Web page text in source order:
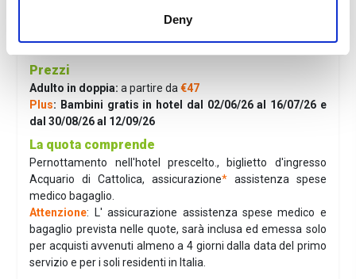
Deny
delle sue infinite attrazioni, dai grandi parchi divertimento
alle spiagge senza dimenticare l'ottima cucina. Fine dei
servizi.
Prezzi
Adulto in doppia: a partire da €47
Plus: Bambini gratis in hotel dal 02/06/26 al 16/07/26 e
dal 30/08/26 al 12/09/26
La quota comprende
Pernottamento nell'hotel prescelto., biglietto d'ingresso
Acquario di Cattolica, assicurazione*assistenza spese
medico bagaglio.
Attenzione: L' assicurazione assistenza spese medico e
bagaglio prevista nelle quote, sarà inclusa ed emessa solo
per acquisti avvenuti almeno a 4 giorni dalla data del primo
servizio e per i soli residenti in Italia.